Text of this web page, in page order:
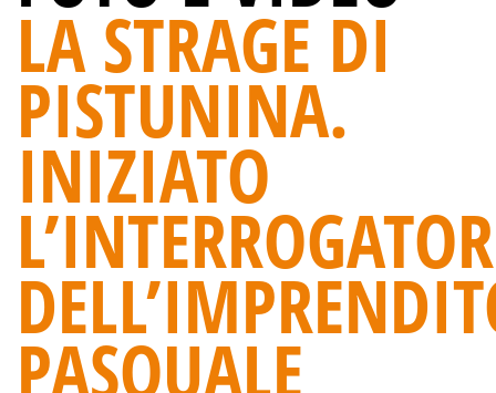
LA STRAGE DI
PISTUNINA.
INIZIATO
PASQUALE